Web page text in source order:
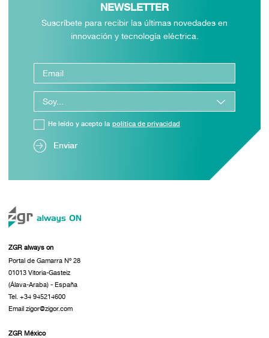
NEWSLETTER
Suscríbete para recibir las últimas novedades en
innovación y tecnología eléctrica.
Enviar
He leído y acepto la política de privacidad
ZGR always on
Portal de Gamarra Nº 28
01013 Vitoria-Gasteiz
(Álava-Araba) - España
Tel. +34 945214600
Email zigor@zigor.com
ZGR México